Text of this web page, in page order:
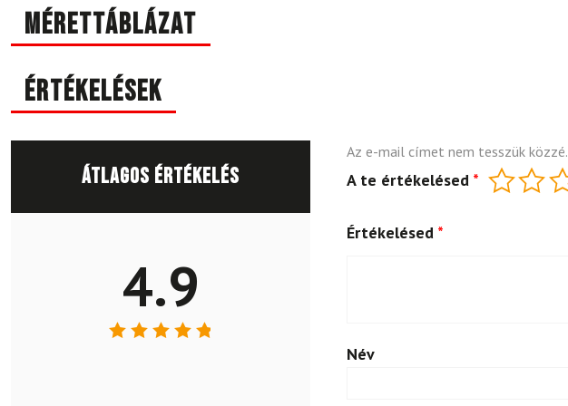
Mérettáblázat
Értékelések
Átlagos értékelés
4.9
Az e-mail címet nem tesszük közzé.
A te értékelésed *
Értékelésed *
Név